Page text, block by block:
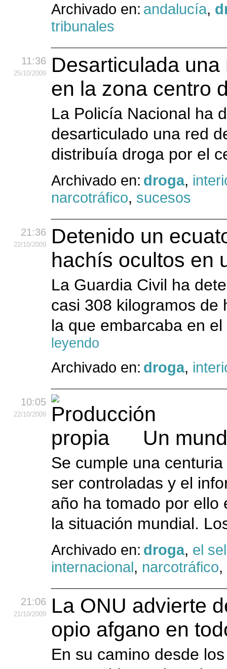
Archivado en: andalucía,
tribunales
11:36
25/10/2009
Desarticulada
en la zona centro
La Policía Nacional ha
desarticulado una red
distribuía droga por el
Archivado en: droga,
narcotráfico, sucesos
21:36
22/10/2009
Detenido un
hachís ocultos en
La Guardia Civil ha
casi 308 kilogramos de
la que embarcaba en
leyendo
Archivado en: droga,
10:05
22/10/2009
Un
Se cumple una
ser controladas y el
año ha tomado por ello
la situación mundial.
Archivado en: droga, el
internacional, narcotráfico,
21:06
21/10/2009
La ONU advierte
opio afgano en
En su camino desde